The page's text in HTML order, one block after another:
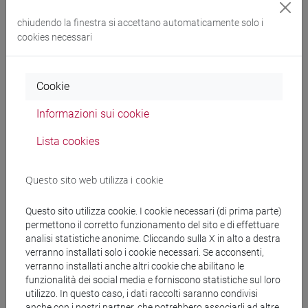
subcontinente indiano/cina/sud-est asiatico/
cina
Mutua da
ESERCITAZIONI DI LINGUA CINESE 2 MOD.2A
Struttura generale dell'insegnamento
LINGUA CINESE 2 MOD.2
ESERCITAZIONI DI LINGUA CINESE 2
MOD.2A
chiudendo la finestra si accettano automaticamente solo i
cookies necessari
Cookie
Informazioni sui cookie
Lista cookies
Questo sito web utilizza i cookie
Questo sito utilizza cookie. I cookie necessari (di prima parte)
permettono il corretto funzionamento del sito e di effettuare
analisi statistiche anonime. Cliccando sulla X in alto a destra
verranno installati solo i cookie necessari. Se acconsenti,
verranno installati anche altri cookie che abilitano le
funzionalità dei social media e forniscono statistiche sul loro
utilizzo. In questo caso, i dati raccolti saranno condivisi